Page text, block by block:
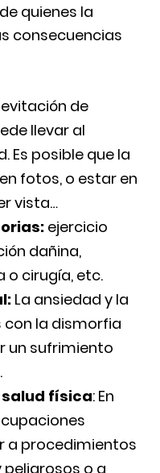
quienes la
consecuencias
evitación de
llevar al
Es posible que la
fotos, o estar en
vista…
ejercicio
dañina,
o cirugía, etc.
La ansiedad y la
con la dismorfia
un sufrimiento
física: En
a procedimientos
o a